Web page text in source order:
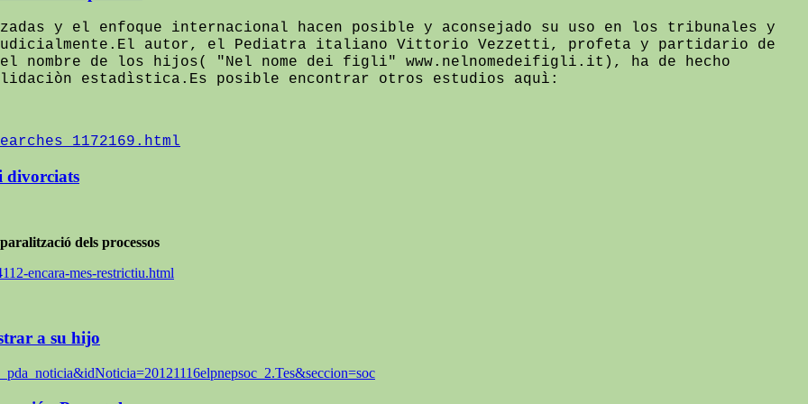
y el enfoque internacional hacen posible y aconsejado su uso en los tribunales y
judicialmente.El autor, el Pediatra italiano Vittorio Vezzetti, profeta y partidario de
nombre de los hijos( "Nel nome dei figli" www.nelnomedeifigli.it), ha de hecho
estadìstica.Es posible encontrar otros estudios aquì:
divorciats
dels processos
encara-mes-restrictiu.html
a su hijo